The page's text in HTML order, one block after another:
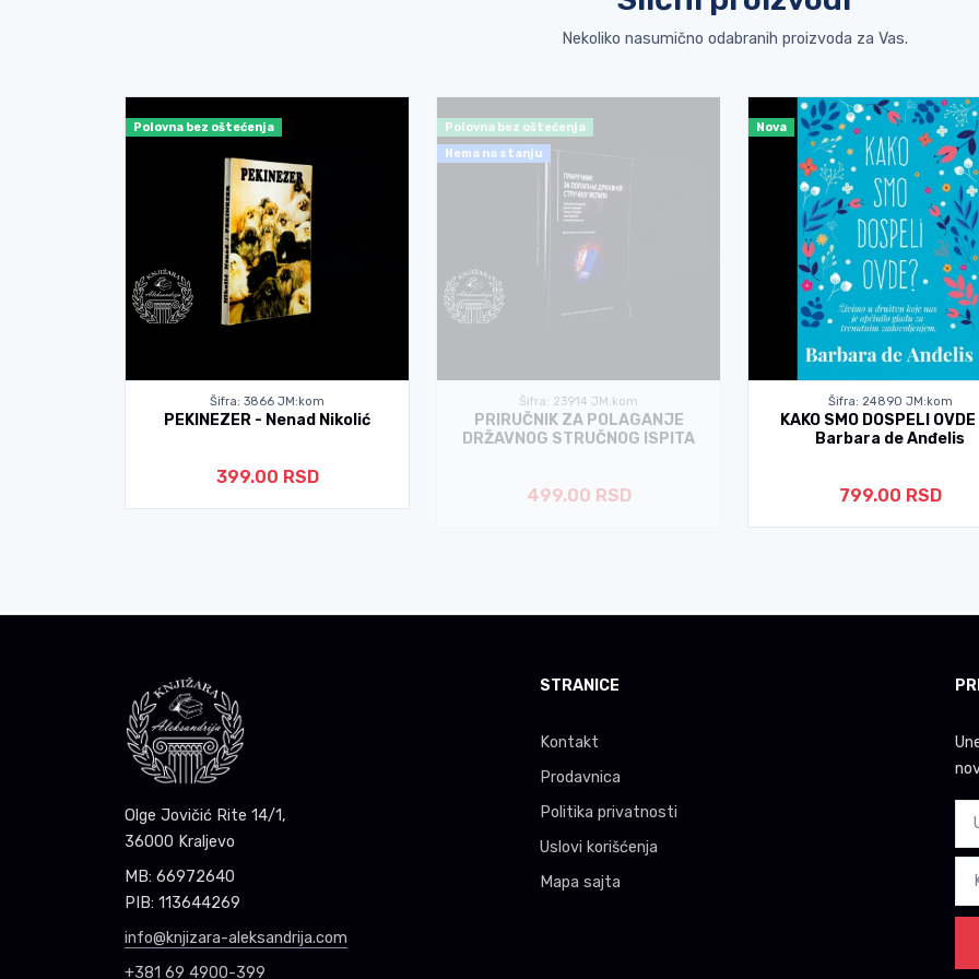
Nekoliko nasumično odabranih proizvoda za Vas.
Polovna bez oštećenja
Šifra: 3866 JM:kom
PEKINEZER - Nenad Nikolić
399.00 RSD
Polovna bez oštećenja
Nema na stanju
Šifra: 23914 JM:kom
PRIRUČNIK ZA POLAGANJE
DRŽAVNOG STRUČNOG ISPITA
499.00 RSD
Nova
Šifra: 24890 JM:kom
KAKO SMO DOSPELI
Barbara de Anđelis
799.00 RSD
Olge Jovičić Rite 14/1,
36000 Kraljevo
MB: 66972640
PIB: 113644269
info@knjizara-aleksandrija.com
+381 69 4900-399
STRANICE
Kontakt
Prodavnica
Politika privatnosti
Uslovi korišćenja
Mapa sajta